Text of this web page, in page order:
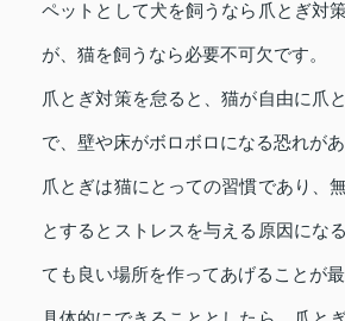
ペットとして犬を飼うなら爪とぎ対
が、猫を飼うなら必要不可欠です。
爪とぎ対策を怠ると、猫が自由に爪
で、壁や床がボロボロになる恐れがあ
爪とぎは猫にとっての習慣であり、
とするとストレスを与える原因にな
ても良い場所を作ってあげることが最